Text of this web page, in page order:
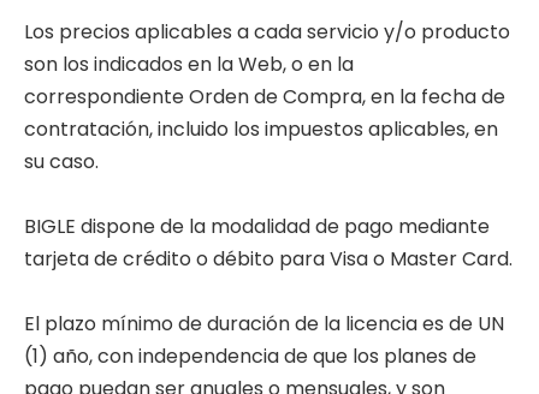
Los precios aplicables a cada servicio y/o producto
son los indicados en la Web, o en la
correspondiente Orden de Compra, en la fecha de
contratación, incluido los impuestos aplicables, en
su caso.
BIGLE dispone de la modalidad de pago mediante
tarjeta de crédito o débito para Visa o Master Card.
El plazo mínimo de duración de la licencia es de UN
(1) año, con independencia de que los planes de